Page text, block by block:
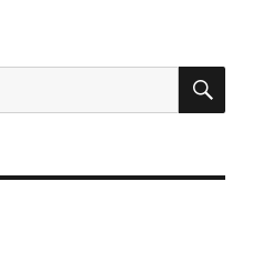
Kafka,
Benjamin
und
Markus